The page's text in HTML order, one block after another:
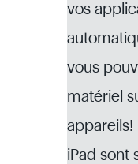
vos
vous
matériel
appareils!
iPad sont